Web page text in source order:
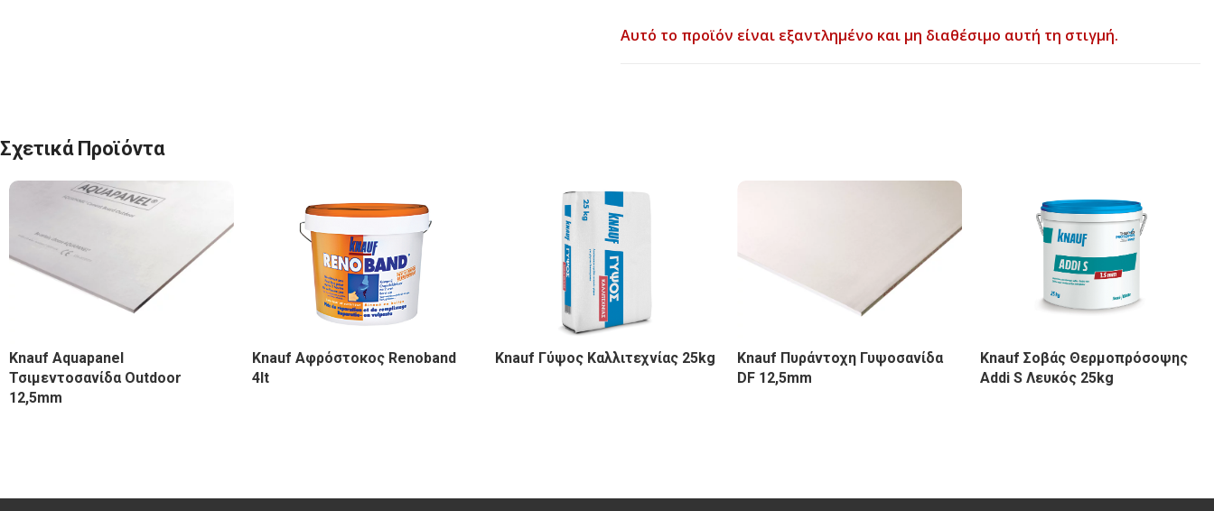
Αυτό το προϊόν είναι εξαντλημένο και μη διαθέσιμο αυτή τη στιγμή.
Σχετικά Προϊόντα
Knauf Aquapanel
Τσιμεντοσανίδα Outdoor
12,5mm
Knauf Αφρόστοκος Renoband
4lt
Knauf Γύψος Καλλιτεχνίας 25kg
Knauf Πυράντοχη Γυψοσανίδα
DF 12,5mm
Knauf Σοβάς Θερμοπρόσοψης
Addi S Λευκός 25kg